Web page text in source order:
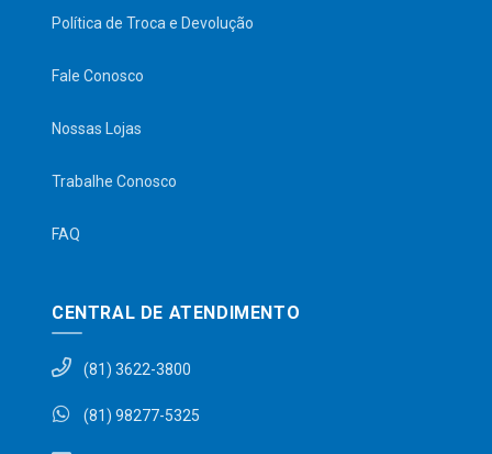
Política de Troca e Devolução
Fale Conosco
Nossas Lojas
Trabalhe Conosco
FAQ
CENTRAL DE ATENDIMENTO
(81) 3622-3800
(81) 98277-5325